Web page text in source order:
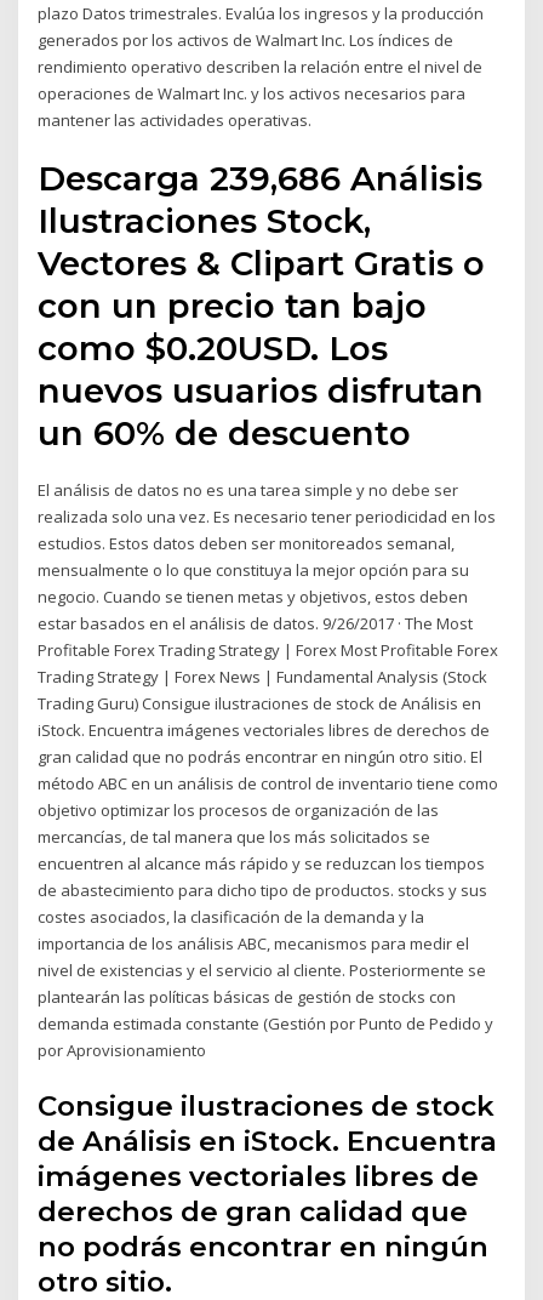
plazo Datos trimestrales. Evalúa los ingresos y la producción
generados por los activos de Walmart Inc. Los índices de
rendimiento operativo describen la relación entre el nivel de
operaciones de Walmart Inc. y los activos necesarios para
mantener las actividades operativas.
Descarga 239,686 Análisis
Ilustraciones Stock,
Vectores & Clipart Gratis o
con un precio tan bajo
como $0.20USD. Los
nuevos usuarios disfrutan
un 60% de descuento
El análisis de datos no es una tarea simple y no debe ser
realizada solo una vez. Es necesario tener periodicidad en los
estudios. Estos datos deben ser monitoreados semanal,
mensualmente o lo que constituya la mejor opción para su
negocio. Cuando se tienen metas y objetivos, estos deben
estar basados en el análisis de datos. 9/26/2017 · The Most
Profitable Forex Trading Strategy | Forex Most Profitable Forex
Trading Strategy | Forex News | Fundamental Analysis (Stock
Trading Guru) Consigue ilustraciones de stock de Análisis en
iStock. Encuentra imágenes vectoriales libres de derechos de
gran calidad que no podrás encontrar en ningún otro sitio. El
método ABC en un análisis de control de inventario tiene como
objetivo optimizar los procesos de organización de las
mercancías, de tal manera que los más solicitados se
encuentren al alcance más rápido y se reduzcan los tiempos
de abastecimiento para dicho tipo de productos. stocks y sus
costes asociados, la clasificación de la demanda y la
importancia de los análisis ABC, mecanismos para medir el
nivel de existencias y el servicio al cliente. Posteriormente se
plantearán las políticas básicas de gestión de stocks con
demanda estimada constante (Gestión por Punto de Pedido y
por Aprovisionamiento
Consigue ilustraciones de stock
de Análisis en iStock. Encuentra
imágenes vectoriales libres de
derechos de gran calidad que
no podrás encontrar en ningún
otro sitio.